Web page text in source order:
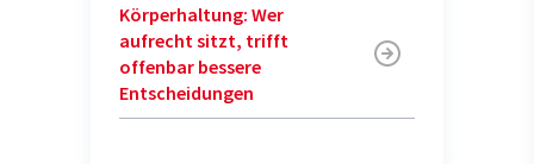
Körperhaltung: Wer
aufrecht sitzt, trifft
offenbar bessere
Entscheidungen